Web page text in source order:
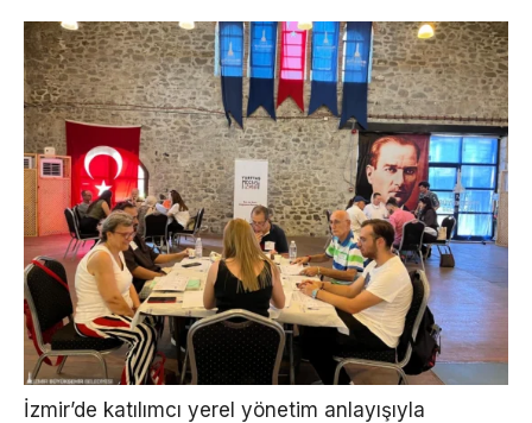
İzmir’de katılımcı yerel yönetim anlayışıyla